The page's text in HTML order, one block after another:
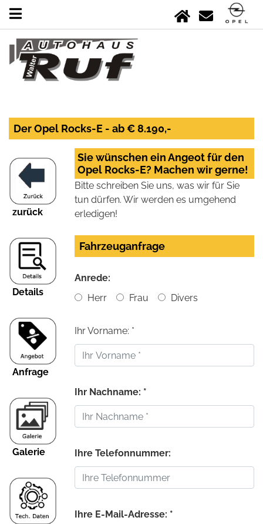
Der Opel Rocks-E - ab € 8.190,-
zurück
Details
Anfrage
Galerie
Sie wünschen ein Angeot für den
Opel Rocks-E? Machen wir gerne!
Bitte schreiben Sie uns, was wir für Sie
tun dürfen. Wir werden es umgehend
erledigen!
Fahrzeuganfrage
Anrede:
Herr
Frau Divers
Ihr Vorname: *
Ihr Nachname: *
Ihre Telefonnummer:
Ihre E-Mail-Adresse: *